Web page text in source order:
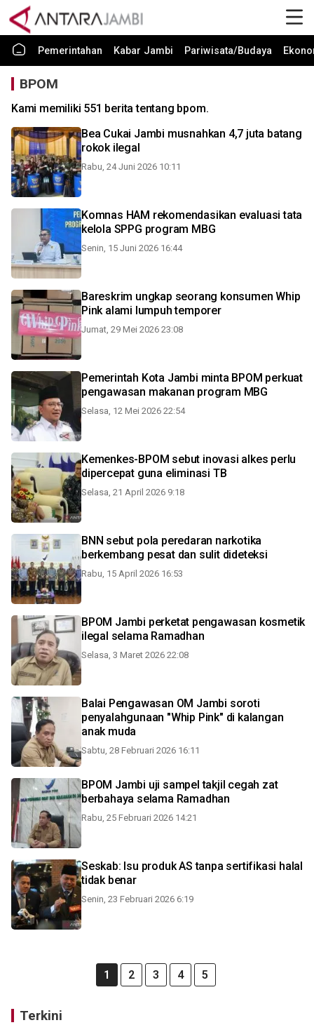
Pemerintahan Kabar Jambi Pariwisata/Budaya
BPOM
Kami memiliki 551 berita tentang bpom.
Bea Cukai Jambi musnahkan 4,7 juta batang
rokok ilegal
Rabu, 24 Juni 2026 10:11
Komnas HAM rekomendasikan evaluasi tata
kelola SPPG program MBG
Senin, 15 Juni 2026 16:44
Bareskrim ungkap seorang konsumen Whip
Pink alami lumpuh temporer
Jumat, 29 Mei 2026 23:08
Pemerintah Kota Jambi minta BPOM perkuat
pengawasan makanan program MBG
Selasa, 12 Mei 2026 22:54
Kemenkes-BPOM sebut inovasi alkes perlu
dipercepat guna eliminasi TB
Selasa, 21 April 2026 9:18
BNN sebut pola peredaran narkotika
berkembang pesat dan sulit dideteksi
Rabu, 15 April 2026 16:53
BPOM Jambi perketat pengawasan kosmetik
ilegal selama Ramadhan
Selasa, 3 Maret 2026 22:08
Balai Pengawasan OM Jambi soroti
penyalahgunaan "Whip Pink" di kalangan
anak muda
Sabtu, 28 Februari 2026 16:11
BPOM Jambi uji sampel takjil cegah zat
berbahaya selama Ramadhan
Rabu, 25 Februari 2026 14:21
Seskab: Isu produk AS tanpa sertifikasi halal
tidak benar
Senin, 23 Februari 2026 6:19
1 2 3 4 5
Terkini